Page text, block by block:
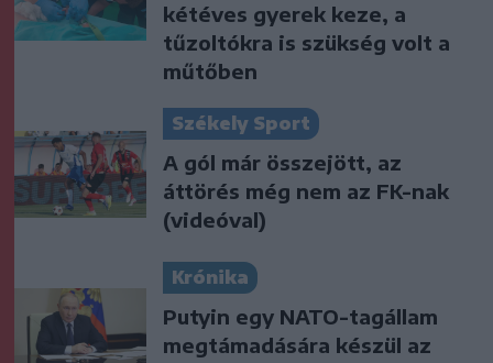
kétéves gyerek keze, a
tűzoltókra is szükség volt a
műtőben
Székely Sport
A gól már összejött, az
áttörés még nem az FK-nak
(videóval)
Krónika
Putyin egy NATO-tagállam
megtámadására készül az